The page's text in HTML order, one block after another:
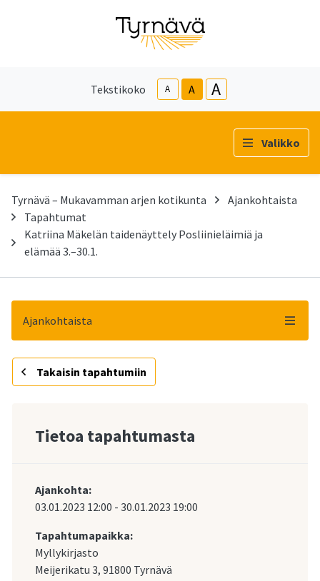
Tekstikoko A A A
Valikko
Tyrnävä – Mukavamman arjen kotikunta
Ajankohtaista
Tapahtumat
Katriina Mäkelän taidenäyttely Posliinieläimiä ja
elämää 3.–30.1.
Ajankohtaista
Takaisin tapahtumiin
Tietoa tapahtumasta
Ajankohta:
03.01.2023 12:00 - 30.01.2023 19:00
Tapahtumapaikka:
Myllykirjasto
Meijerikatu 3, 91800 Tyrnävä